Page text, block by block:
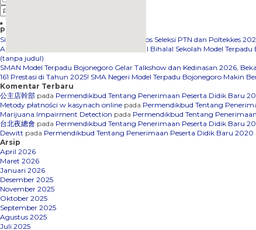
Pos-pos Terbaru
Siswa SMAN Model Terpadu Bojonegoro Lolos Seleksi PTN dan Poltekkes
Apel Hari Pertama Masuk Sekolah dan Halal Bihalal Sekolah Model
(tanpa judul)
SMAN Model Terpadu Bojonegoro Gelar Talkshow dan Kedinasan 2026,
161 Prestasi di Tahun 2025! SMA Negeri Model Terpadu Bojonegoro Makin
Komentar Terbaru
公主店幹部 pada Permendikbud Tentang Penerimaan Peserta Didik Baru
Metody płatności w kasynach online pada Permendikbud Tentang
Marijuana Impairment Detection pada Permendikbud Tentang
台北夜總會 pada Permendikbud Tentang Penerimaan Peserta Didik Baru
Dewitt pada Permendikbud Tentang Penerimaan Peserta Didik Baru 2020
Arsip
April 2026
Maret 2026
Januari 2026
Desember 2025
November 2025
Oktober 2025
September 2025
Agustus 2025
Juli 2025